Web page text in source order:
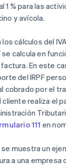
1 % para las
y avícola.
los cálculos del
se calcula en
En este
del IRPF
cobrado por el
realiza el
111 en
muestra un
a una empresa